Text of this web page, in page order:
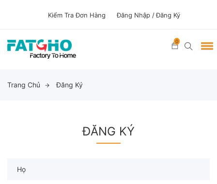
Kiểm Tra Đơn Hàng Đăng Nhập /Đăng Ký
0
Trang Chủ Đăng Ký
ĐĂNG KÝ